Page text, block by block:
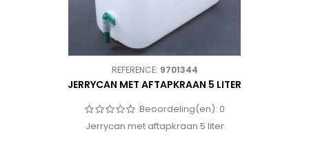
REFERENCE: 9701344
JERRYCAN MET AFTAPKRAAN 5 LITER
Beoordeling(en): 0
Jerrycan met aftapkraan 5 liter